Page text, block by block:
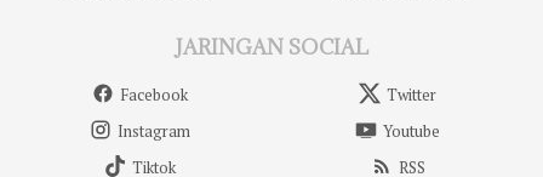
JARINGAN SOCIAL
Facebook
Twitter
Instagram
Youtube
Tiktok
RSS